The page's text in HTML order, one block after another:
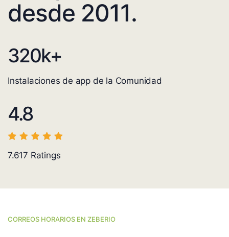
desde 2011.
320k+
Instalaciones de app de la Comunidad
4.8
7.617 Ratings
CORREOS HORARIOS EN ZEBERIO